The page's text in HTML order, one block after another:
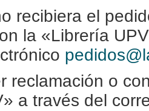
recibiera el
la «Librería
reclamación o
a través del